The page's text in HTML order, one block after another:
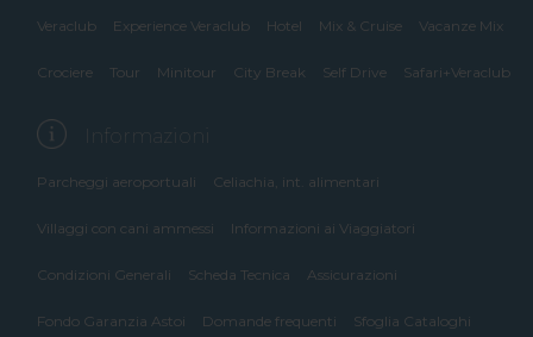
Veraclub Experience Veraclub Hotel Mix & Cruise Vacanze Mix
Crociere Tour Minitour City Break Self Drive Safari+Veraclub
Informazioni
Parcheggi aeroportuali Celiachia, int. alimentari
Villaggi con cani ammessi Informazioni ai Viaggiatori
Condizioni Generali Scheda Tecnica Assicurazioni
Fondo Garanzia Astoi Domande frequenti Sfoglia Cataloghi